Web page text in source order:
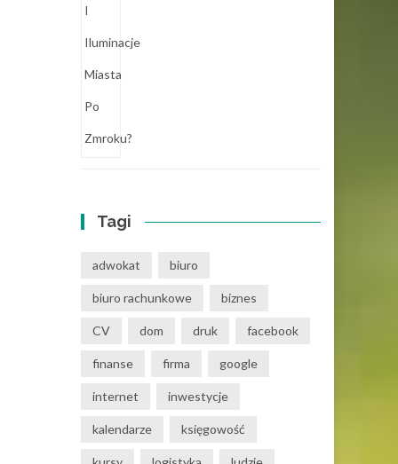
Tagi
adwokat biuro
biuro rachunkowe biznes
CV dom druk facebook
finanse firma google
internet inwestycje
kalendarze księgowość